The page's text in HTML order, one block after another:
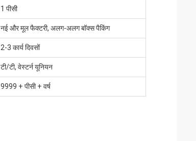
1 पीसी
नई और मूल फैक्टरी, अलग-अलग बॉक्स पैकिंग
2-3 कार्य दिवसों
टी/टी, वेस्टर्न यूनियन
9999 + पीसी + वर्ष